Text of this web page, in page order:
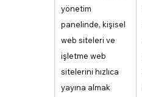
yönetim
panelinde, kişisel
web siteleri ve
işletme web
sitelerini hızlıca
yayına almak